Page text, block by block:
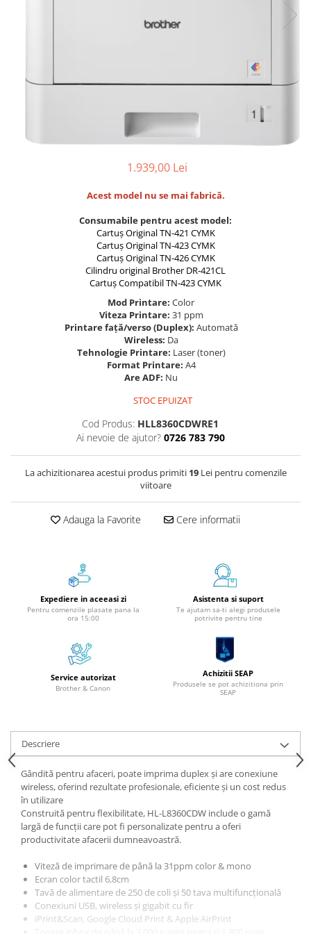
Bloc Notes
Cuburi din Hârtie / Notițe Adezive
Etichete Autocolante
Registre / Repertoare
Role Casă de Marcat
Role Hârtie Plotter
Instrumente de scris
Markere / Textmarkere
Rezerve Pixuri / Cerneală
Radiere
Corectoare
Folii Protecție
Cutii Arhivare
Clipboard-uri
Accesorii pentru Arhivare
Caiete Mecanice
Elastice bani
Ecusoane
Intercalatoare
Magneți
Sfoară
Mape
Rechizite Școlare
Penare
Instrumente de Scris și Desen
Accesorii pentru Pictură
1.939,00 Lei
Acest model nu se mai fabrică.
Consumabile pentru acest model:
Cartuș Original TN-421 CYMK
Cartuș Original TN-423 CYMK
Cartuș Original TN-426 CYMK
Cilindru original Brother DR-421CL
Cartuș Compatibil TN-423 CYMK
Mod Printare: Color
Viteza Printare: 31 ppm
Printare față/verso (Duplex): Automată
Wireless: Da
Tehnologie Printare: Laser (toner)
Format Printare: A4
Are ADF: Nu
STOC EPUIZAT
Cod Produs: HLL8360CDWRE1
Ai nevoie de ajutor? 0726 783 790
La achizitionarea acestui produs primiti 19Lei pentru comenzile
viitoare
Adauga la Favorite Cere informatii
Expediere in aceeasi zi
Pentru comenzile plasate pana la
ora 15:00
Asistenta si suport
Te ajutam sa-ti alegi produsele
potrivite pentru tine
Service autorizat
Brother & Canon
Achizitii SEAP
Produsele se pot achizitiona prin
SEAP
Descriere
Gândită pentru afaceri, poate imprima duplex și are conexiune
wireless, oferind rezultate profesionale, eficiente și un cost redus
în utilizare
Construită pentru flexibilitate, HL-L8360CDW include o gamă
largă de funcții care pot fi personalizate pentru a oferi
productivitate afacerii dumneavoastră.
Viteză de imprimare de până la 31ppm color & mono
Ecran color tactil 6,8cm
Tavă de alimentare de 250 de coli și 50 tava multifuncțională
Conexiuni USB, wireless și gigabit cu fir
iPrint&Scan, Google Cloud Print & Apple AirPrint